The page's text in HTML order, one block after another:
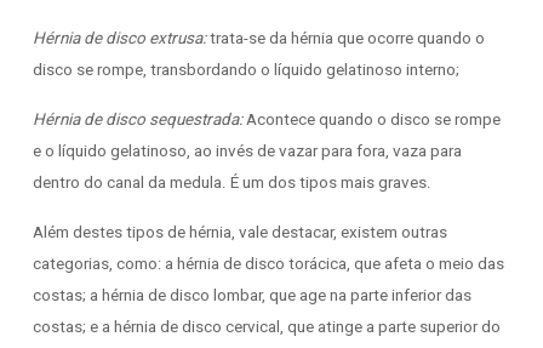
Hérnia de disco extrusa:trata-se da hérnia que ocorre quando o
disco se rompe, transbordando o líquido gelatinoso interno;
Hérnia de disco sequestrada:Acontece quando o disco se rompe
e o líquido gelatinoso, ao invés de vazar para fora, vaza para
dentro do canal da medula. É um dos tipos mais graves.
Além destes tipos de hérnia, vale destacar, existem outras
categorias, como: a hérnia de disco torácica, que afeta o meio das
costas; a hérnia de disco lombar, que age na parte inferior das
costas; e a hérnia de disco cervical, que atinge a parte superior do